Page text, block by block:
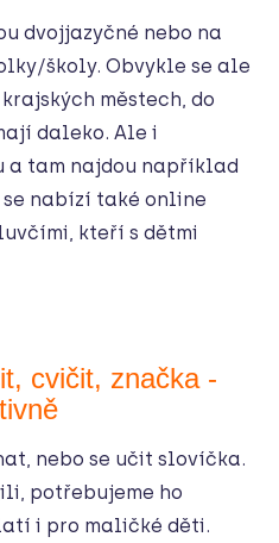
dvojjazyčné nebo na
školy. Obvykle se ale
městech, do
daleko. Ale i
a tam najdou například
se nabízí také online
kteří s dětmi
cvičit, značka -
nebo se učit slovíčka.
potřebujeme ho
i pro maličké děti.